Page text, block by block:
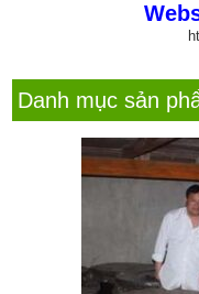
Danh mục sản